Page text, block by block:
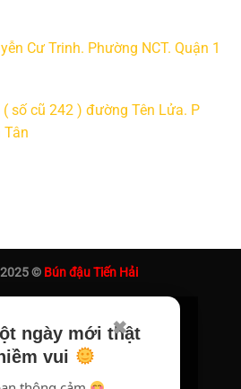
Cư Trinh. Phường NCT. Quận 1
số cũ 242 ) đường Tên Lửa. P
Tân
© Bún đậu Tiến Hải
✖
ngày mới thật
vui